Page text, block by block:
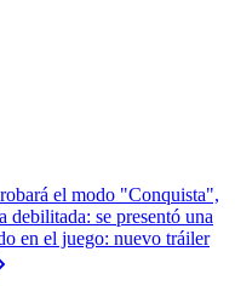
el modo "Conquista",
debilitada: se presentó una
en el juego: nuevo tráiler